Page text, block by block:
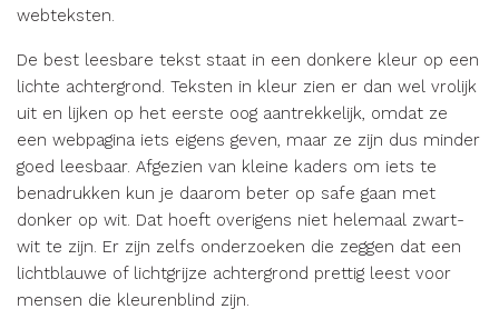
webteksten.
De best leesbare tekst staat in een donkere kleur op een
lichte achtergrond. Teksten in kleur zien er dan wel vrolijk
uit en lijken op het eerste oog aantrekkelijk, omdat ze
een webpagina iets eigens geven, maar ze zijn dus minder
goed leesbaar. Afgezien van kleine kaders om iets te
benadrukken kun je daarom beter op safe gaan met
donker op wit. Dat hoeft overigens niet helemaal zwart-
wit te zijn. Er zijn zelfs onderzoeken die zeggen dat een
lichtblauwe of lichtgrijze achtergrond prettig leest voor
mensen die kleurenblind zijn.